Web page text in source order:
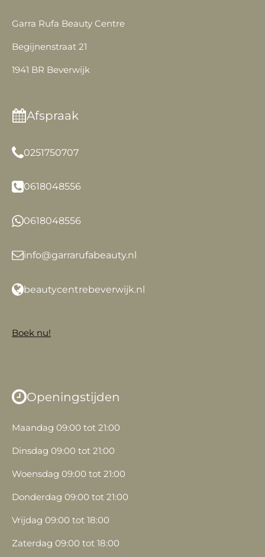
o
k
e
Garra Rufa Beauty Centre
Begijnenstraat 21
1941 BR Beverwijk
Afspraak
0251750707
0618048556
0618048556
info@garrarufabeauty.nl
beautycentrebeverwijk.nl
Boek nu!
Openingstijden
Maandag 09:00 tot 21:00
Dinsdag 09:00 tot 21:00
Woensdag 09:00 tot 21:00
Donderdag 09:00 tot 21:00
Vrijdag 09:00 tot 18:00
Zaterdag 09:00 tot 18:00